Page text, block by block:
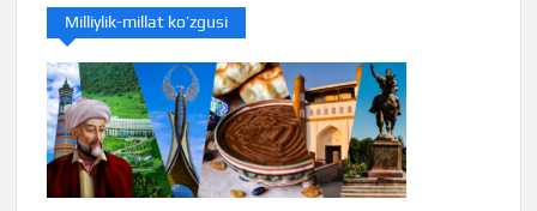
Milliylik-millat ko’zgusi